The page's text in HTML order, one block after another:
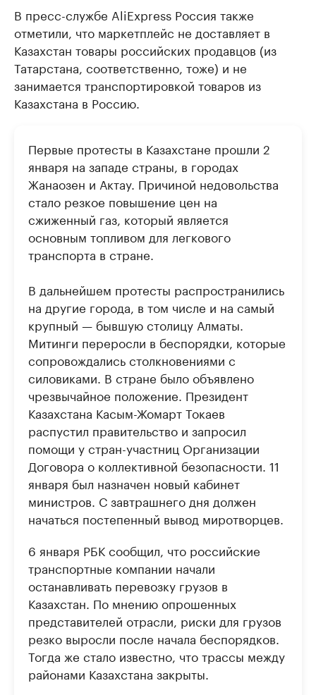
В пресс-службе AliExpress Россия также
отметили, что маркетплейс не доставляет в
Казахстан товары российских продавцов (из
Татарстана, соответственно, тоже) и не
занимается транспортировкой товаров из
Казахстана в Россию.
Первые протесты в Казахстане прошли 2
января на западе страны, в городах
Жанаозен и Актау. Причиной недовольства
стало резкое повышение цен на
сжиженный газ, который является
основным топливом для легкового
транспорта в стране.
В дальнейшем протесты распространились
на другие города, в том числе и на самый
крупный — бывшую столицу Алматы.
Митинги переросли в беспорядки, которые
сопровождались столкновениями с
силовиками. В стране было объявлено
чрезвычайное положение. Президент
Казахстана Касым-Жомарт Токаев
распустил правительство и запросил
помощи у стран-участниц Организации
Договора о коллективной безопасности. 11
января был назначен новый кабинет
министров. С завтрашнего дня должен
начаться постепенный вывод миротворцев.
6 января РБК сообщил, что российские
транспортные компании начали
останавливать перевозку грузов в
Казахстан. По мнению опрошенных
представителей отрасли, риски для грузов
резко выросли после начала беспорядков.
Тогда же стало известно, что трассы между
районами Казахстана закрыты.